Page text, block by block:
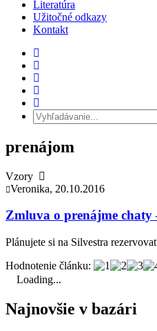
Literatúra
Užitočné odkazy
Kontakt
prenájom
Vzory
Veronika, 20.10.2016
Zmluva o prenájme chaty
Plánujete si na Silvestra
Hodnotenie článku:
Loading...
Najnovšie v bazári